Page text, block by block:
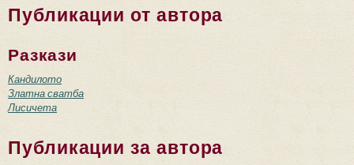
Публикации от автора
Разкази
Кандилото
Златна сватба
Лисичета
Публикации за автора